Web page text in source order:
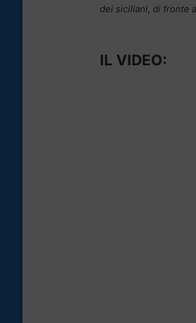
dei siciliani, di fronte
IL VIDEO: